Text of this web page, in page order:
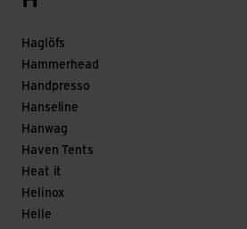
Haglöfs
Hammerhead
Handpresso
Hanseline
Hanwag
Haven Tents
Heat it
Helinox
Helle